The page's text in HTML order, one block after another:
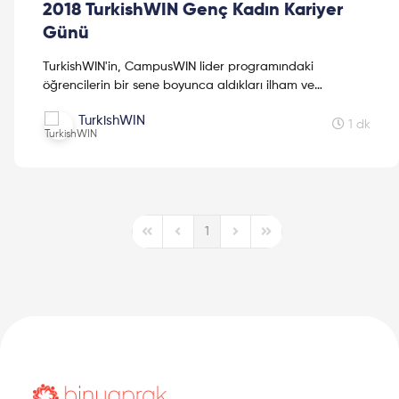
2018 TurkishWIN Genç Kadın Kariyer
Günü
TurkishWIN'in, CampusWIN lider programındaki
öğrencilerin bir sene boyunca aldıkları ilham ve
paylaşma...TurkishWIN 1 dk
First PagePrevious Page
1
Next PageLast Page